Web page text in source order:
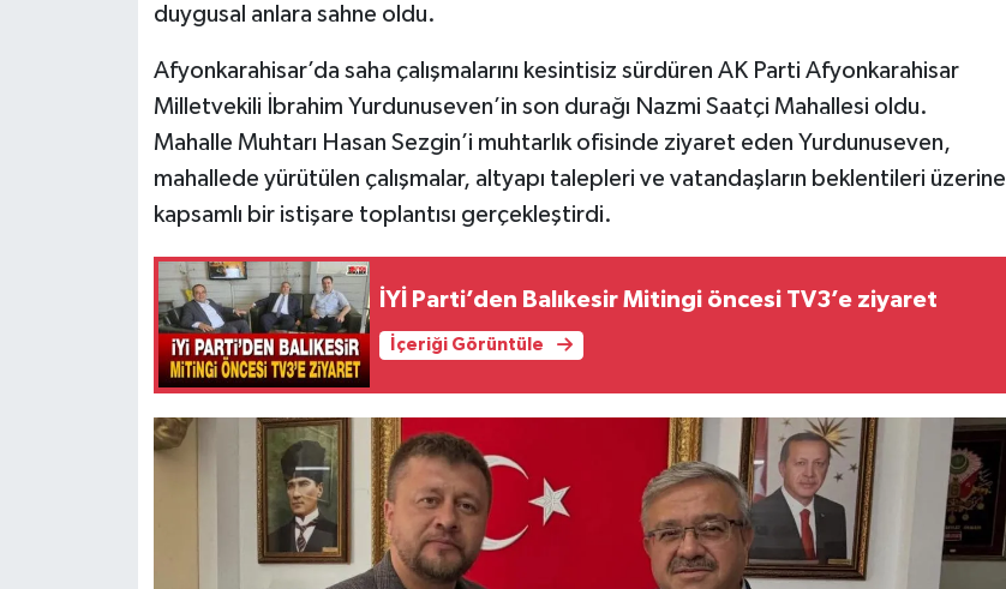
duygusal anlara sahne oldu.
Afyonkarahisar’da saha çalışmalarını kesintisiz sürdüren AK Parti Afyonkarahisar
Milletvekili İbrahim Yurdunuseven’in son durağı Nazmi Saatçi Mahallesi oldu.
Mahalle Muhtarı Hasan Sezgin’i muhtarlık ofisinde ziyaret eden Yurdunuseven,
mahallede yürütülen çalışmalar, altyapı talepleri ve vatandaşların beklentileri üzerine
kapsamlı bir istişare toplantısı gerçekleştirdi.
İYİ Parti’den Balıkesir Mitingi öncesi TV3’e ziyaret
İçeriği Görüntüle